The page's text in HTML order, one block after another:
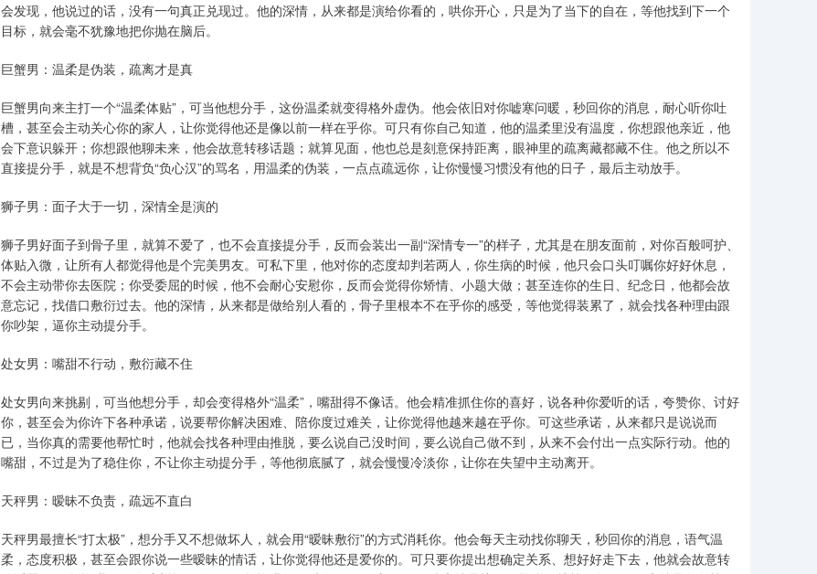
会发现，他说过的话，没有一句真正兑现过。他的深情，从来都是演给你看的，哄你开心，只是为了当下的自在，等他找到下一个
目标，就会毫不犹豫地把你抛在脑后。
巨蟹男：温柔是伪装，疏离才是真
巨蟹男向来主打一个“温柔体贴”，可当他想分手，这份温柔就变得格外虚伪。他会依旧对你嘘寒问暖，秒回你的消息，耐心听你吐
槽，甚至会主动关心你的家人，让你觉得他还是像以前一样在乎你。可只有你自己知道，他的温柔里没有温度，你想跟他亲近，他
会下意识躲开；你想跟他聊未来，他会故意转移话题；就算见面，他也总是刻意保持距离，眼神里的疏离藏都藏不住。他之所以不
直接提分手，就是不想背负“负心汉”的骂名，用温柔的伪装，一点点疏远你，让你慢慢习惯没有他的日子，最后主动放手。
狮子男：面子大于一切，深情全是演的
狮子男好面子到骨子里，就算不爱了，也不会直接提分手，反而会装出一副“深情专一”的样子，尤其是在朋友面前，对你百般呵护、
体贴入微，让所有人都觉得他是个完美男友。可私下里，他对你的态度却判若两人，你生病的时候，他只会口头叮嘱你好好休息，
不会主动带你去医院；你受委屈的时候，他不会耐心安慰你，反而会觉得你矫情、小题大做；甚至连你的生日、纪念日，他都会故
意忘记，找借口敷衍过去。他的深情，从来都是做给别人看的，骨子里根本不在乎你的感受，等他觉得装累了，就会找各种理由跟
你吵架，逼你主动提分手。
处女男：嘴甜不行动，敷衍藏不住
处女男向来挑剔，可当他想分手，却会变得格外“温柔”，嘴甜得不像话。他会精准抓住你的喜好，说各种你爱听的话，夸赞你、讨好
你，甚至会为你许下各种承诺，说要帮你解决困难、陪你度过难关，让你觉得他越来越在乎你。可这些承诺，从来都只是说说而
已，当你真的需要他帮忙时，他就会找各种理由推脱，要么说自己没时间，要么说自己做不到，从来不会付出一点实际行动。他的
嘴甜，不过是为了稳住你，不让你主动提分手，等他彻底腻了，就会慢慢冷淡你，让你在失望中主动离开。
天秤男：暧昧不负责，疏远不直白
天秤男最擅长“打太极”，想分手又不想做坏人，就会用“暧昧敷衍”的方式消耗你。他会每天主动找你聊天，秒回你的消息，语气温
柔，态度积极，甚至会跟你说一些暧昧的情话，让你觉得他还是爱你的。可只要你提出想确定关系、想好好走下去，他就会故意转